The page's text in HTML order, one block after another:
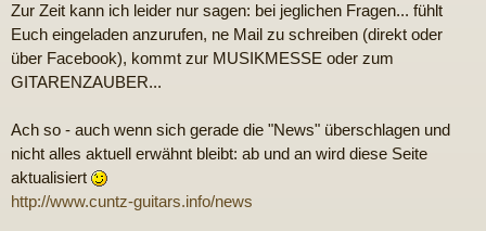
Zur Zeit kann ich leider nur sagen: bei jeglichen Fragen... fühlt
Euch eingeladen anzurufen, ne Mail zu schreiben (direkt oder
über Facebook), kommt zur MUSIKMESSE oder zum
GITARENZAUBER...
Ach so - auch wenn sich gerade die "News" überschlagen und
nicht alles aktuell erwähnt bleibt: ab und an wird diese Seite
aktualisiert
http://www.cuntz-guitars.info/news